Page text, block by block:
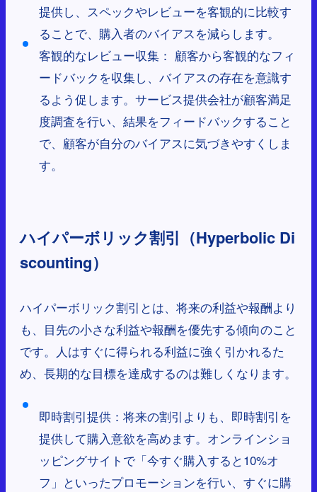
提供し、スペックやレビューを客観的に比較す
ることで、購入者のバイアスを減らします。
客観的なレビュー収集： 顧客から客観的なフィ
ードバックを収集し、バイアスの存在を意識す
るよう促します。サービス提供会社が顧客満足
度調査を行い、結果をフィードバックすること
で、顧客が自分のバイアスに気づきやすくしま
す。
ハイパーボリック割引（Hyperbolic Di
scounting）
ハイパーボリック割引とは、将来の利益や報酬より
も、目先の小さな利益や報酬を優先する傾向のこと
です。人はすぐに得られる利益に強く引かれるた
め、長期的な目標を達成するのは難しくなります。
即時割引提供：将来の割引よりも、即時割引を
提供して購入意欲を高めます。オンラインショ
ッピングサイトで「今すぐ購入すると10%オ
フ」といったプロモーションを行い、すぐに購